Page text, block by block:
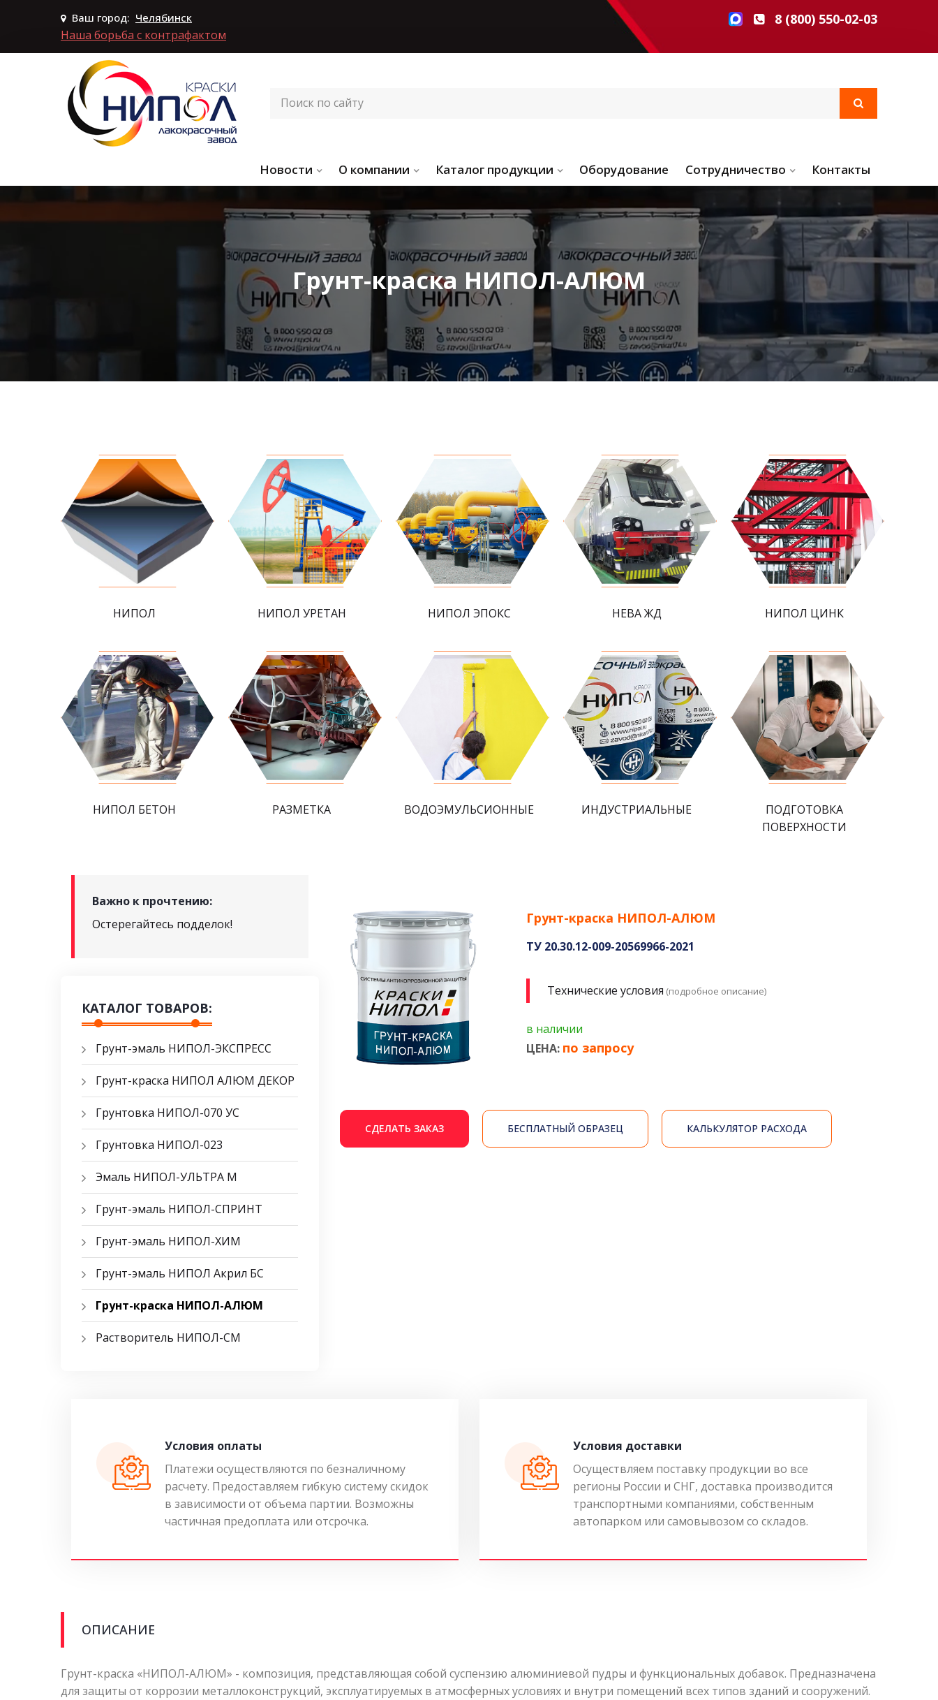
Ваш город: Челябинск
Наша борьба с контрафактом
8 (800) 550-02-03
Новости О компании Каталог продукции Оборудование Сотрудничество Контакты
Грунт-краска НИПОЛ-АЛЮМ
НИПОЛ НИПОЛ УРЕТАН НИПОЛ ЭПОКС НЕВА ЖД НИПОЛ ЦИНК
НИПОЛ БЕТОН РАЗМЕТКА ВОДОЭМУЛЬСИОННЫЕ ИНДУСТРИАЛЬНЫЕ
ПОДГОТОВКА
ПОВЕРХНОСТИ
Важно к прочтению:
Остерегайтесь подделок!
КАТАЛОГ ТОВАРОВ:
Грунт-эмаль НИПОЛ-ЭКСПРЕСС
Грунт-краска НИПОЛ АЛЮМ ДЕКОР
Грунтовка НИПОЛ-070 УС
Грунтовка НИПОЛ-023
Эмаль НИПОЛ-УЛЬТРА М
Грунт-эмаль НИПОЛ-СПРИНТ
Грунт-эмаль НИПОЛ-ХИМ
Грунт-эмаль НИПОЛ Акрил БС
Грунт-краска НИПОЛ-АЛЮМ
Растворитель НИПОЛ-СМ
Грунт-краска НИПОЛ-АЛЮМ
ТУ 20.30.12-009-20569966-2021
Технические условия (подробное описание)
в наличии
ЦЕНА: по запросу
СДЕЛАТЬ ЗАКАЗ БЕСПЛАТНЫЙ ОБРАЗЕЦ КАЛЬКУЛЯТОР РАСХОДА
Условия оплаты
Платежи осуществляются по безналичному
расчету. Предоставляем гибкую систему скидок
в зависимости от объема партии. Возможны
частичная предоплата или отсрочка.
Условия доставки
Осуществляем поставку продукции во все
регионы России и СНГ, доставка производится
транспортными компаниями, собственным
автопарком или самовывозом со складов.
ОПИСАНИЕ
Грунт-краска «НИПОЛ-АЛЮМ» - композиция, представляющая собой суспензию алюминиевой пудры и функциональных добавок. Предназначена
для защиты от коррозии металлоконструкций, эксплуатируемых в атмосферных условиях и внутри помещений всех типов зданий и сооружений.